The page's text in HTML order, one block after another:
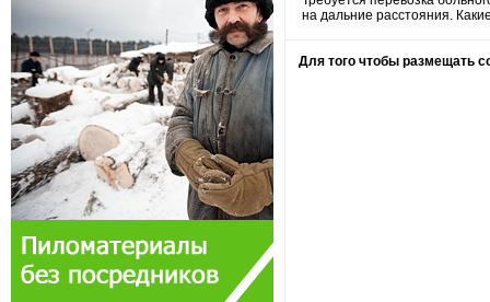
на дальние расстояния.
Для того чтобы размещать